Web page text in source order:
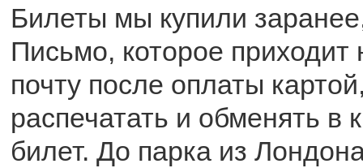
Билеты мы купили
Письмо, которое приходит
почту после оплаты
распечатать и обменять в
билет. До парка из